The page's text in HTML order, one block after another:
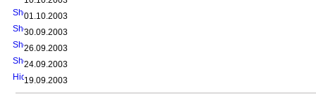
01.10.2003
30.09.2003
26.09.2003
24.09.2003
19.09.2003